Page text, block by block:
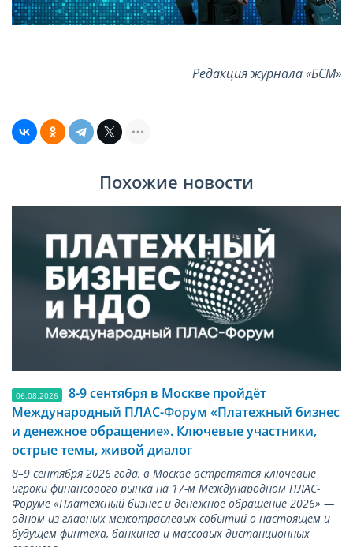
Редакция журнала «БСМ»
Похожие новости
06.08.2026
8-9 сентября в Москве пройдёт
Международный ПЛАС-Форум «Платежный бизнес
и денежное обращение». Ключевые участники,
острые темы, живой диалог
8–9 сентября 2026 года, в Москве встретятся ключевые
игроки финансового рынка на 17-м Международном ПЛАС-
Форуме «Платежный бизнес и денежное обращение 2026» —
одном из главных межотраслевых событий о настоящем и
будущем финтеха, банкинга и массовых дистанционных